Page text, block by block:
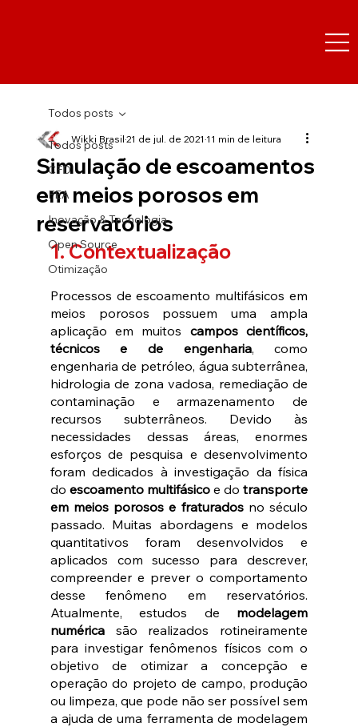
Todos posts
CFD
FEA
Inovação & Tecnologia
Open Source
Otimização
Todos posts
Simulação de escoamentos
em meios porosos em
reservatórios
Wikki Brasil21 de jul. de 2021 11 min de leitura
1. Contextualização
Processos de escoamento multifásicos em
meios porosos possuem uma ampla
aplicação em muitos campos científicos,
técnicos e de engenharia, como
engenharia de petróleo, água subterrânea,
hidrologia de zona vadosa, remediação de
contaminação e armazenamento de
recursos subterrâneos. Devido às
necessidades dessas áreas, enormes
esforços de pesquisa e desenvolvimento
foram dedicados à investigação da física
do escoamento multifásico e do transporte
em meios porosos e fraturados no século
passado. Muitas abordagens e modelos
quantitativos foram desenvolvidos e
aplicados com sucesso para descrever,
compreender e prever o comportamento
desse fenômeno em reservatórios.
Atualmente, estudos de modelagem
numérica são realizados rotineiramente
para investigar fenômenos físicos com o
objetivo de otimizar a concepção e
operação do projeto de campo, produção
ou limpeza, que pode não ser possível sem
a ajuda de uma ferramenta de modelagem